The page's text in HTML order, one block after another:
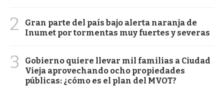
2
Gran parte del país bajo alerta naranja de
Inumet por tormentas muy fuertes y severas
3
Gobierno quiere llevar mil familias a Ciudad
Vieja aprovechando ocho propiedades
públicas: ¿cómo es el plan del MVOT?